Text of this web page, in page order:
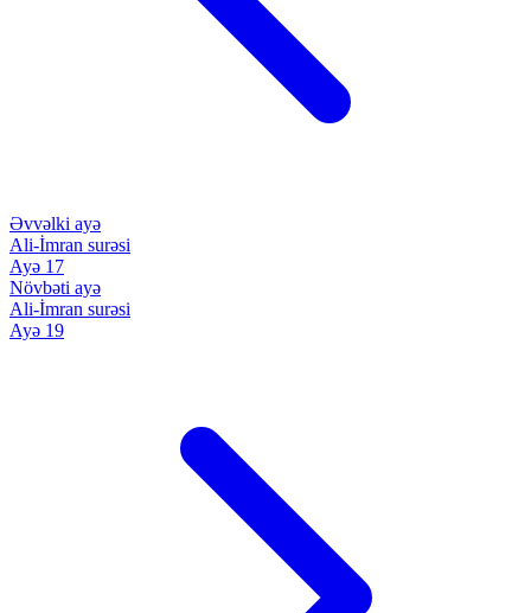
Əvvəlki ayə
Ali-İmran surəsi
Ayə 17
Növbəti ayə
Ali-İmran surəsi
Ayə 19